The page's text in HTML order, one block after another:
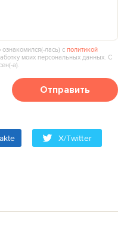
сполитикой
моих персональных данных. С
Отправить
X/Twitter